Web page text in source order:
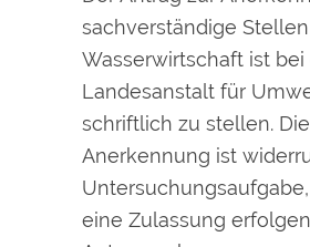
sachverständige
Wasserwirtschaft ist bei
Landesanstalt für
schriftlich zu stellen. Die
Anerkennung ist
eine Zulassung